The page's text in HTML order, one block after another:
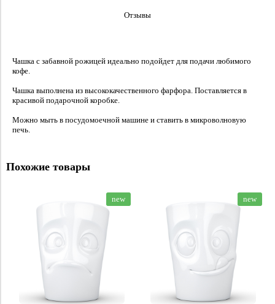
Отзывы
Чашка с забавной рожицей идеально подойдет для подачи любимого
кофе.
Чашка выполнена из высококачественного фарфора. Поставляется в
красивой подарочной коробке.
Можно мыть в посудомоечной машине и ставить в микроволновую
печь.
Похожие товары
new new